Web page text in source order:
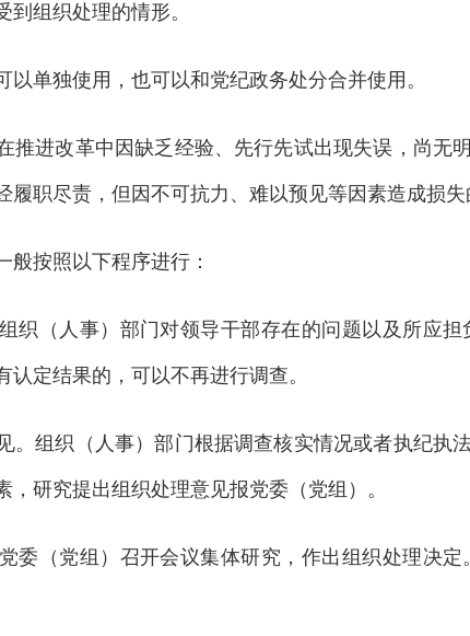
组织处理的情形。
独使用，也可以和党纪政务处分合并使用。
改革中因缺乏经验、先行先试出现失误，尚无明
履职尽责，但因不可抗力、难以预见等因素造成损失
照以下程序进行：
（人事）部门对领导干部存在的问题以及所应担
认定结果的，可以不再进行调查。
组织（人事）部门根据调查核实情况或者执纪执
，研究提出组织处理意见报党委（党组）。
（党组）召开会议集体研究，作出组织处理决定